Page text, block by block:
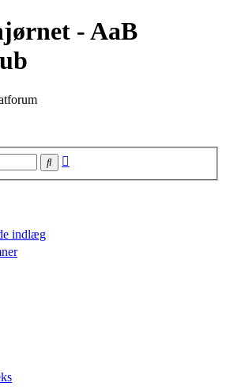
- AaB
Søg
indlæg